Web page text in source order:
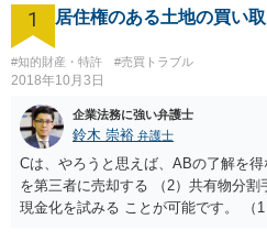
1 居住権のある土地の買い
#知的財産・特許 #売買トラブル
2018年10月3日
企業法務に強い弁護士
鈴木 崇裕 弁護士
Cは、やろうと思えば、ABの了解を
を第三者に売却する （2）共有物分
現金化を試みる ことが可能です。 （